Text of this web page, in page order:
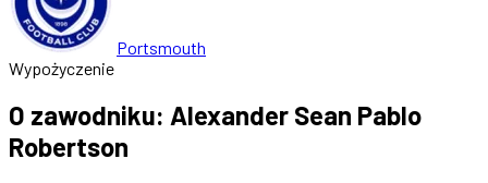
Portsmouth
Wypożyczenie
O zawodniku: Alexander Sean Pablo
Robertson